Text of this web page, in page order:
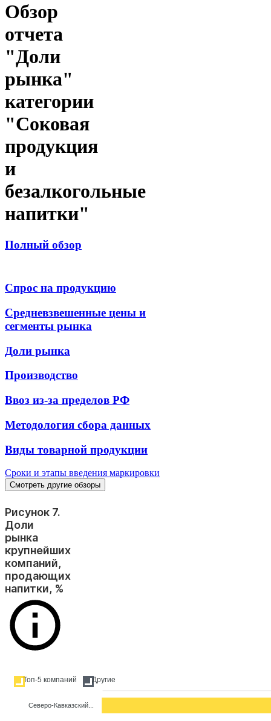
Обзор
отчета
"Доли
рынка"
категории
"Соковая
продукция
и
безалкогольные
напитки"
Полный обзор
Спрос на продукцию
Средневзвешенные цены и
сегменты рынка
Доли рынка
Производство
Ввоз из-за пределов РФ
Методология сбора данных
Виды товарной продукции
Сроки и этапы введения маркировки
Смотреть другие обзоры
Рисунок 7.
Доли
рынка
крупнейших
компаний,
продающих
напитки, %
Топ-5 компаний Другие
Северо-Кавказский...